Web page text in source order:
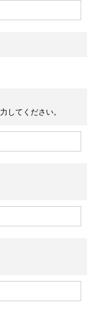
してください。